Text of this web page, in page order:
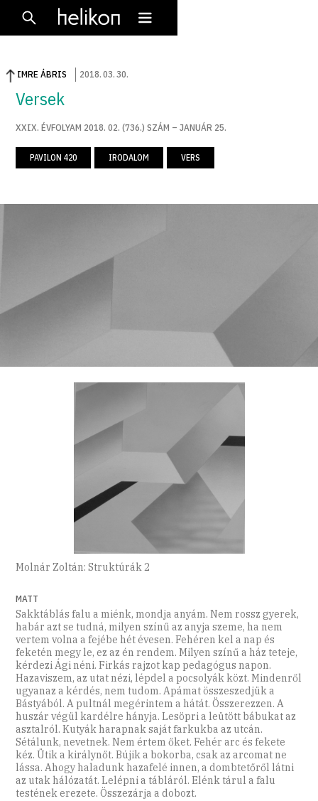
IMRE ÁBRIS 2018.03.30.
Versek
XXIX. ÉVFOLYAM 2018. 02. (736.) SZÁM – JANUÁR 25.
PAVILON 420 IRODALOM VERS
Molnár Zoltán: Struktúrák 2
MATT
Sakktáblás falu a miénk, mondja anyám. Nem rossz gyerek,
habár azt se tudná, milyen színű az anyja szeme, ha nem
vertem volna a fejébe hét évesen. Fehéren kel a nap és
feketén megy le, ez az én rendem. Milyen színű a ház teteje,
kérdezi Ági néni. Firkás rajzot kap pedagógus napon.
Hazaviszem, az utat nézi, lépdel a pocsolyák közt. Mindenről
ugyanaz a kérdés, nem tudom. Apámat összeszedjük a
Bástyából. A pultnál megérintem a hátát. Összerezzen. A
huszár végül kardélre hányja. Lesöpri a leütött bábukat az
asztalról. Kutyák harapnak saját farkukba az utcán.
Sétálunk, nevetnek. Nem értem őket. Fehér arc és fekete
kéz. Ütik a királynőt. Bújik a bokorba, csak az arcomat ne
lássa. Ahogy haladunk hazafelé innen, a dombtetőről látni
az utak hálózatát. Lelépni a tábláról. Elénk tárul a falu
testének erezete. Összezárja a dobozt.